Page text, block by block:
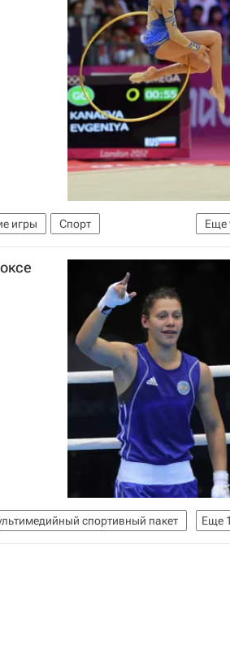
Еще
игры
Спорт
Лондон-2012
гимнастике
Еще
спортивный пакет
- Лондон-2012